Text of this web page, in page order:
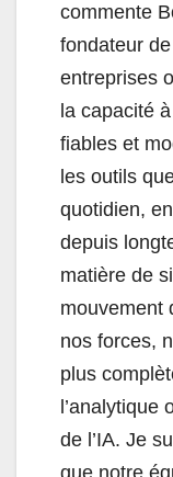
commente
fondateur
entreprises
la capacité
fiables et
les outils
quotidien,
depuis
matière de
mouvement
nos forces,
plus
l’analytique
de l’IA. Je